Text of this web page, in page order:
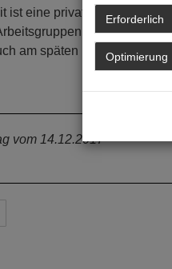
ist eine private Initiative,
oder
am späten Nachmittag
vom 14.12.2017
Erforderlich
Optimierung